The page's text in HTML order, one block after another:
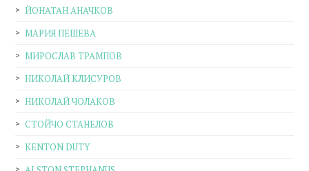
ЙОНАТАН АНАЧКОВ
МАРИЯ ПЕШЕВА
МИРОСЛАВ ТРАМПОВ
НИКОЛАЙ КЛИСУРОВ
НИКОЛАЙ ЧОЛАКОВ
СТОЙЧО СТАНЕЛОВ
KENTON DUTY